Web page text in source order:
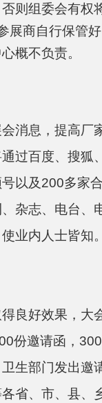
则组委会有权
展商自行保管
概不负责。
消息，提高厂
过百度、搜狐
以及200多家
杂志、电台、
业内人士皆知。
良好效果，大
份邀请函，
生部门发出邀
省、市、县、